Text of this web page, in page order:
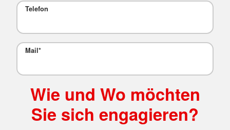
Telefon
Mail*
Wie und Wo möchten
Sie sich engagieren?